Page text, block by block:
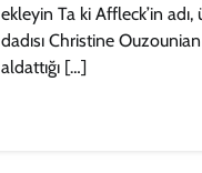
ekleyin Ta ki Affleck’in adı,
dadısı Christine Ouzounian
aldattığı […]